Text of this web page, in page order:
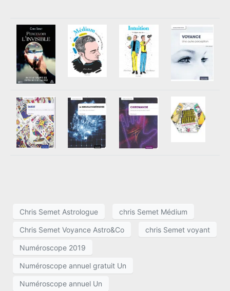
Chris Semet Astrologue chris Semet Médium
Chris Semet Voyance Astro&Co chris Semet voyant
Numéroscope 2019
Numéroscope annuel gratuit Un
Numéroscope annuel Un